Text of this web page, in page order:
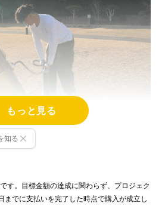
もっと楽しく、簡
テントが登場！
もっと見る
知る
す。目標金額の達成に関わらず、プロジェク
までに支払いを完了した時点で購入が成立し